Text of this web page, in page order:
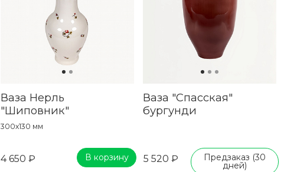
Ваза Нерль
"Шиповник"
300х130 мм
4 650 ₽ В корзину
Ваза "Спасская"
бургунди
5 520 ₽ Предзаказ (30
дней)